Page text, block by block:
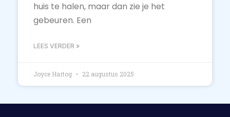
huis te halen, maar dan zie je het
gebeuren. Een
LEES VERDER »
Joyce Hartog 22 augustus 2025